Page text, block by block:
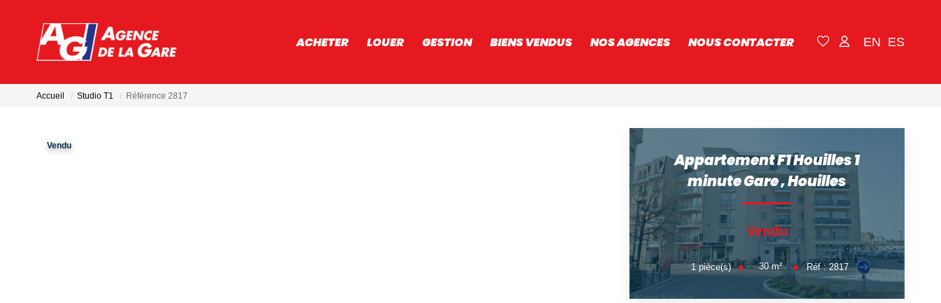
ACHETER LOUER GESTION BIENS VENDUS NOS AGENCES NOUS CONTACTER EN ES
Accueil Studio T1 Référence 2817
Vendu
Appartement F1 Houilles 1
minute Gare,Houilles
Vendu
1pièce(s) 30m² Réf :2817